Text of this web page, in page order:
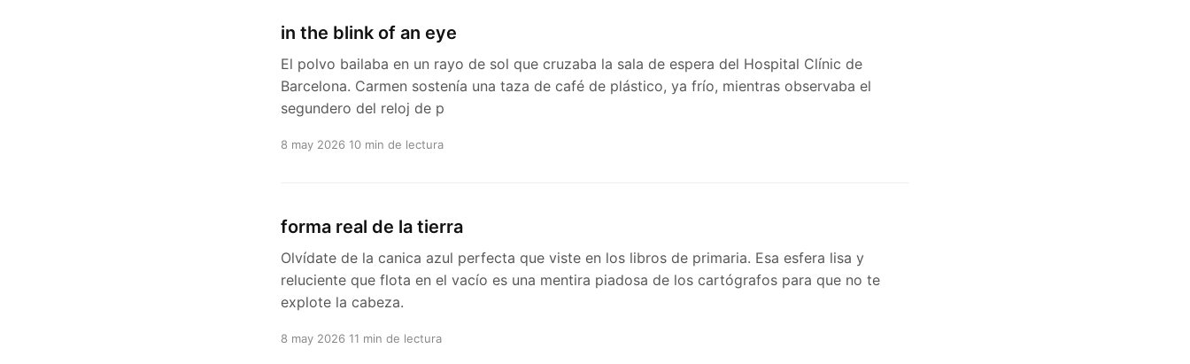
in the blink of an eye
El polvo bailaba en un rayo de sol que cruzaba la sala de espera del Hospital Clínic de
Barcelona. Carmen sostenía una taza de café de plástico, ya frío, mientras observaba el
segundero del reloj de p
8 may 2026 10 min de lectura
forma real de la tierra
Olvídate de la canica azul perfecta que viste en los libros de primaria. Esa esfera lisa y
reluciente que flota en el vacío es una mentira piadosa de los cartógrafos para que no te
explote la cabeza.
8 may 2026 11 min de lectura